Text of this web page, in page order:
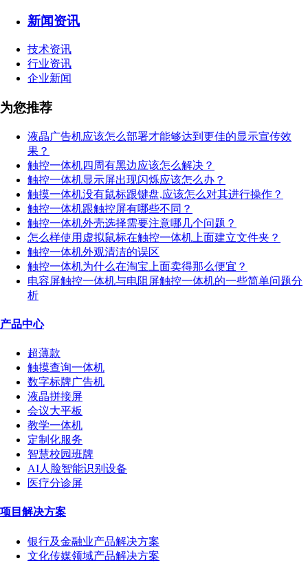
新闻资讯
技术资讯
行业资讯
企业新闻
为您推荐
液晶广告机应该怎么部署才能够达到更佳的显示宣传效
果？
触控一体机四周有黑边应该怎么解决？
触控一体机显示屏出现闪烁应该怎么办？
触摸一体机没有鼠标跟键盘,应该怎么对其进行操作？
触控一体机跟触控屏有哪些不同？
触控一体机外壳选择需要注意哪几个问题？
怎么样使用虚拟鼠标在触控一体机上面建立文件夹？
触控一体机外观清洁的误区
触控一体机为什么在淘宝上面卖得那么便宜？
电容屏触控一体机与电阻屏触控一体机的一些简单问题分
析
产品中心
超薄款
触摸查询一体机
数字标牌广告机
液晶拼接屏
会议大平板
教学一体机
定制化服务
智慧校园班牌
AI人脸智能识别设备
医疗分诊屏
项目解决方案
银行及金融业产品解决方案
文化传媒领域产品解决方案